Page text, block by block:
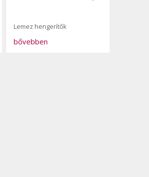
Lemez hengerítők
bővebben